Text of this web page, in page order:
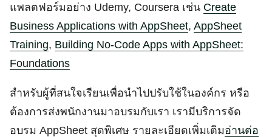
แพลตฟอร์มอย่าง Udemy, Coursera เช่น Create
Business Applications with AppSheet, AppSheet
Training, Building No-Code Apps with AppSheet:
Foundations
สำหรับผู้ที่สนใจเรียนเพื่อนำไปปรับใช้ในองค์กร หรือ
ต้องการส่งพนักงานมาอบรมกับเรา เรามีบริการจัด
อบรม AppSheet สุดพิเศษ รายละเอียดเพิ่มเติมอ่านต่อ